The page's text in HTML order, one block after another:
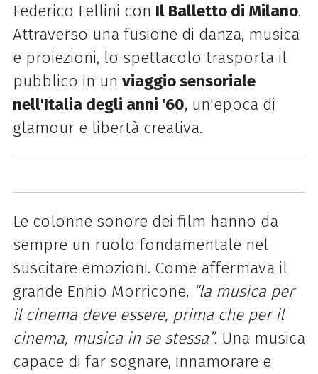
Federico Fellini con Il Balletto di Milano.
Attraverso una fusione di danza, musica
e proiezioni, lo spettacolo trasporta il
pubblico in un viaggio sensoriale
nell'Italia degli anni '60, un'epoca di
glamour e libertà creativa.
Le colonne sonore dei film hanno da
sempre un ruolo fondamentale nel
suscitare emozioni. Come affermava il
grande Ennio Morricone, “la musica per
il cinema deve essere, prima che per il
cinema, musica in se stessa”. Una musica
capace di far sognare, innamorare e